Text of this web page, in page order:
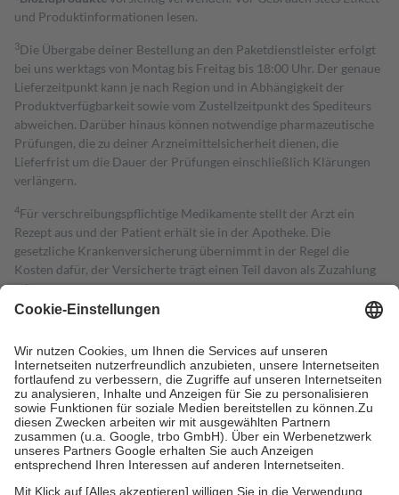
und Produktinformationen lesen.
3Die Übergabe deiner Bestellung an den Paketdienstleister erfolgt
bei uns werktags von Montag bis Freitag bis 18:00 Uhr. Der genaue
Lieferzeitpunkt kann je nach Region und in Abhängigkeit der
Produktverfügbarkeit sowie vom Zustellzeitpunkt des Spediteurs
abweichen. Darüber hinaus können notwendige pharmazeutische
Prüfungen, die zu deiner Arzneimittelsicherheit dienen, die
Lieferfrist um die Dauer der Prüfungen einschließlich Klärungen
verlängern.
4Für verschreibungspflichtige Medikamente stellt der Arzt ein
Rezept aus und der Patient erhält sie in der Apotheke. Die
gesetzliche Krankenversicherung übernimmt in der Regel die
Kosten dafür, der Versicherte trägt einen Teil davon als Zuzahlung
mit.
Grundsätzlich leisten Mitglieder Zuzahlungen in Höhe von zehn
höchstens zehn Euro.
Es sind jedoch nie mehr als die tatsächlichen
Kosten der Leistung zu entrichten.
Diese Regeln gelten grundsätzlich auch für Online-Apotheken.
Bei Heilmitteln und häuslicher Krankenpflege beträgt die
Zuzahlung zehn Prozent der Kosten sowie zehn Euro je
Verordnung.
Um das Engagement der Versicherten für ihre eigene Gesundheit zu
stärken und die besondere Stellung der Familie zu unterstützen,